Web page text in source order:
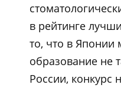
в рейтинге
то, что в Японии
образование не
России, конкурс